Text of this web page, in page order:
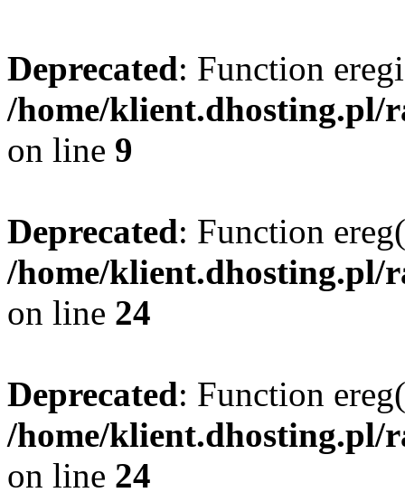
Deprecated: Function
/home/klient.dhosting.pl/
on line 9
Deprecated: Function
/home/klient.dhosting.pl/
on line 24
Deprecated: Function
/home/klient.dhosting.pl/
on line 24